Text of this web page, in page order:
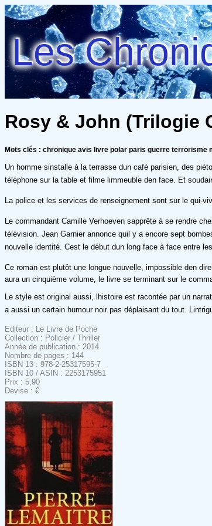
Les
Rosy & John (Trilogie
Mots clés : chronique avis livre polar paris guerre terrorisme
Un homme sinstalle à la terrasse dun café parisien, des
téléphone sur la table et filme limmeuble den face. Et
La police et les services de renseignement sont sur le qui-
Le commandant Camille Verhoeven sapprête à se rendre
télévision. Jean Garnier annonce quil y a encore sept
nouvelle identité. Cest le début dun long face à face entre
Ce roman est plutôt une longue nouvelle, impossible den
aura un cinquième volume, le livre se terminant sur le
Le style est original aussi, lhistoire est racontée par un
a aussi un certain humour noir pas déplaisant du tout.
Editeur : Le Livre de Poche
Collection : Policier / Thriller
Année de publication : 2014
Nombre de pages : 144
ISBN 13 : 978-2-25317595-7
ISBN 10 / ASIN : 2253175951
Prix : 5,90
Devise : €